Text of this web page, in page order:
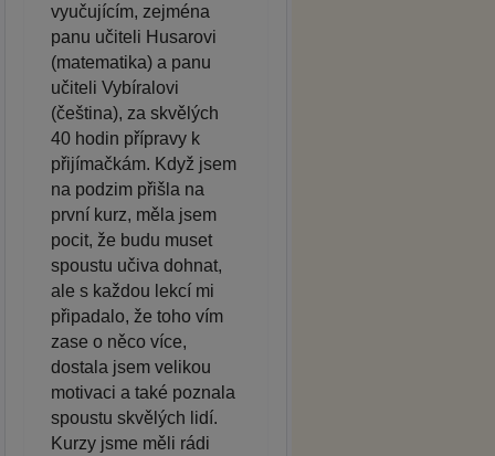
vyučujícím, zejména
panu učiteli Husarovi
(matematika) a panu
učiteli Vybíralovi
(čeština), za skvělých
40 hodin přípravy k
přijímačkám. Když jsem
na podzim přišla na
první kurz, měla jsem
pocit, že budu muset
spoustu učiva dohnat,
ale s každou lekcí mi
připadalo, že toho vím
zase o něco více,
dostala jsem velikou
motivaci a také poznala
spoustu skvělých lidí.
Kurzy jsme měli rádi